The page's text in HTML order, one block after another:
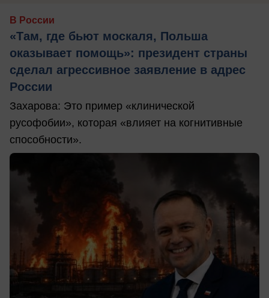
В России
«Там, где бьют москаля, Польша
оказывает помощь»: президент страны
сделал агрессивное заявление в адрес
России
Захарова: Это пример «клинической
русофобии», которая «влияет на когнитивные
способности».